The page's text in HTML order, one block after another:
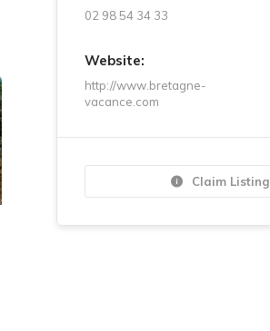
02 98 54 34 33
Website:
http://www.bretagne-
vacance.com
Claim Listing